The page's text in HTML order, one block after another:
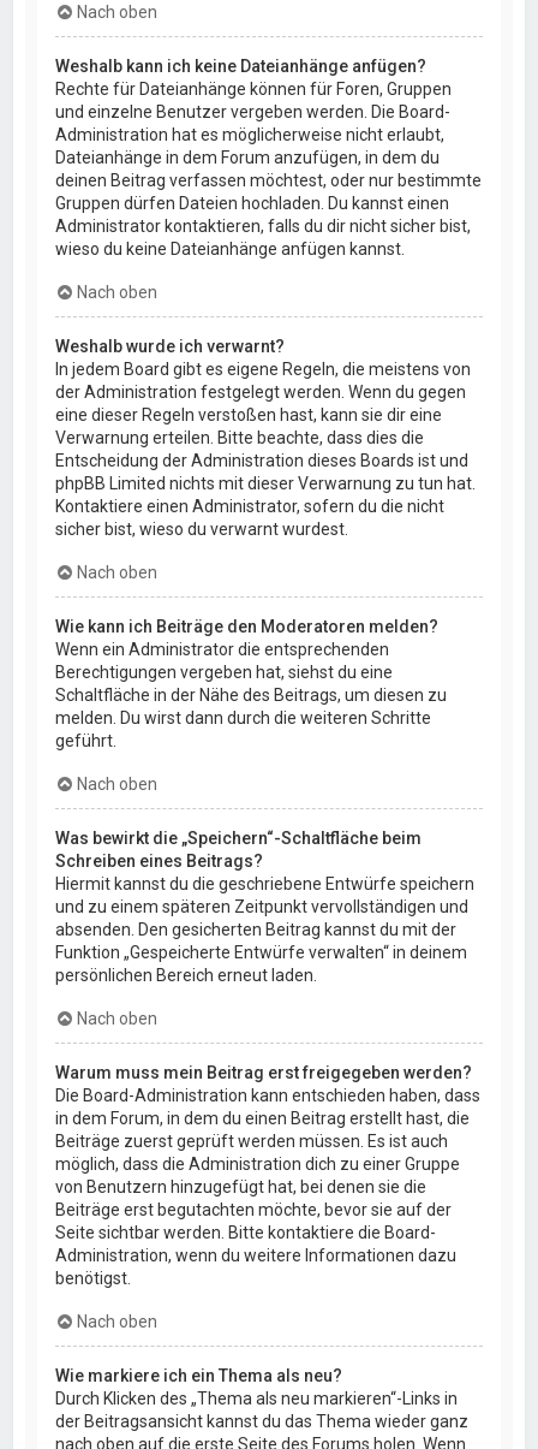
Nach oben
Weshalb kann ich keine Dateianhänge anfügen?
Rechte für Dateianhänge können für Foren, Gruppen
und einzelne Benutzer vergeben werden. Die Board-
Administration hat es möglicherweise nicht erlaubt,
Dateianhänge in dem Forum anzufügen, in dem du
deinen Beitrag verfassen möchtest, oder nur bestimmte
Gruppen dürfen Dateien hochladen. Du kannst einen
Administrator kontaktieren, falls du dir nicht sicher bist,
wieso du keine Dateianhänge anfügen kannst.
Nach oben
Weshalb wurde ich verwarnt?
In jedem Board gibt es eigene Regeln, die meistens von
der Administration festgelegt werden. Wenn du gegen
eine dieser Regeln verstoßen hast, kann sie dir eine
Verwarnung erteilen. Bitte beachte, dass dies die
Entscheidung der Administration dieses Boards ist und
phpBB Limited nichts mit dieser Verwarnung zu tun hat.
Kontaktiere einen Administrator, sofern du die nicht
sicher bist, wieso du verwarnt wurdest.
Nach oben
Wie kann ich Beiträge den Moderatoren melden?
Wenn ein Administrator die entsprechenden
Berechtigungen vergeben hat, siehst du eine
Schaltfläche in der Nähe des Beitrags, um diesen zu
melden. Du wirst dann durch die weiteren Schritte
geführt.
Nach oben
Was bewirkt die „Speichern“-Schaltfläche beim
Schreiben eines Beitrags?
Hiermit kannst du die geschriebene Entwürfe speichern
und zu einem späteren Zeitpunkt vervollständigen und
absenden. Den gesicherten Beitrag kannst du mit der
Funktion „Gespeicherte Entwürfe verwalten“ in deinem
persönlichen Bereich erneut laden.
Nach oben
Warum muss mein Beitrag erst freigegeben werden?
Die Board-Administration kann entschieden haben, dass
in dem Forum, in dem du einen Beitrag erstellt hast, die
Beiträge zuerst geprüft werden müssen. Es ist auch
möglich, dass die Administration dich zu einer Gruppe
von Benutzern hinzugefügt hat, bei denen sie die
Beiträge erst begutachten möchte, bevor sie auf der
Seite sichtbar werden. Bitte kontaktiere die Board-
Administration, wenn du weitere Informationen dazu
benötigst.
Nach oben
Wie markiere ich ein Thema als neu?
Durch Klicken des „Thema als neu markieren“-Links in
der Beitragsansicht kannst du das Thema wieder ganz
nach oben auf die erste Seite des Forums holen. Wenn